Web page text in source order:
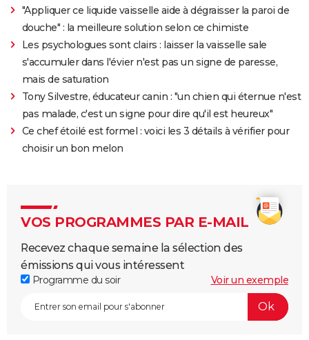
"Appliquer ce liquide vaisselle aide à dégraisser la paroi de
douche" : la meilleure solution selon ce chimiste
Les psychologues sont clairs : laisser la vaisselle sale
s'accumuler dans l'évier n'est pas un signe de paresse,
mais de saturation
Tony Silvestre, éducateur canin : "un chien qui éternue n'est
pas malade, c'est un signe pour dire qu'il est heureux"
Ce chef étoilé est formel : voici les 3 détails à vérifier pour
choisir un bon melon
VOS PROGRAMMES PAR E-MAIL
Recevez chaque semaine la sélection des
émissions qui vous intéressent
Programme du soir Voir un exemple